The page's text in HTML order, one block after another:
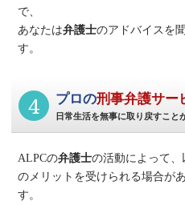
で、
あなたは弁護士のアドバイスを
す。
4 プロの刑事弁護サー
日常生活を無事に取り戻すこと
ALPCの弁護士の活動によって、
のメリットを受けられる場合が
す。